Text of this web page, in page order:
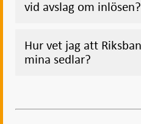
vid avslag om inlösen?
Hur vet jag att
mina sedlar?